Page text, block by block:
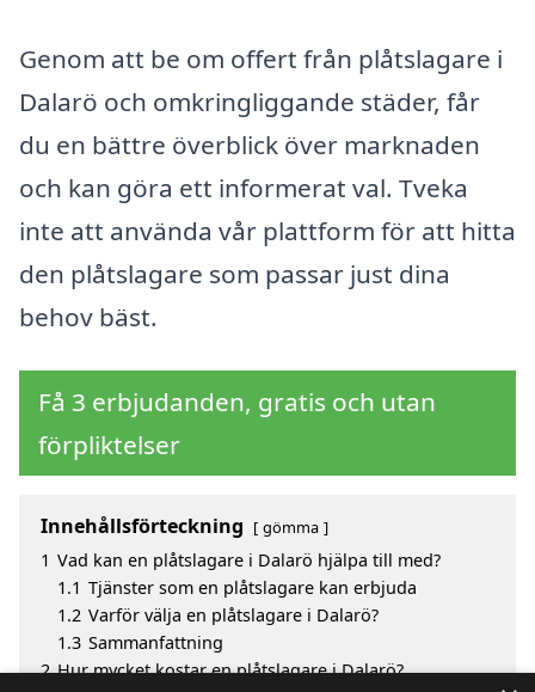
Genom att be om offert från plåtslagare i
Dalarö och omkringliggande städer, får
du en bättre överblick över marknaden
och kan göra ett informerat val. Tveka
inte att använda vår plattform för att hitta
den plåtslagare som passar just dina
behov bäst.
Få 3 erbjudanden, gratis och utan
förpliktelser
Innehållsförteckning gömma
1 Vad kan en plåtslagare i Dalarö hjälpa till med?
1.1 Tjänster som en plåtslagare kan erbjuda
1.2 Varför välja en plåtslagare i Dalarö?
1.3 Sammanfattning
2 Hur mycket kostar en plåtslagare i Dalarö?